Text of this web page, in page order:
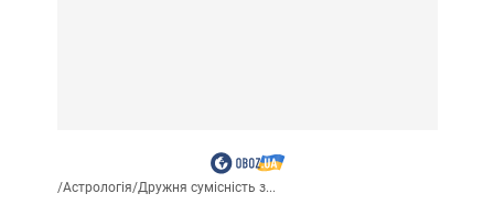
/Астрологія/Дружня сумісність з...